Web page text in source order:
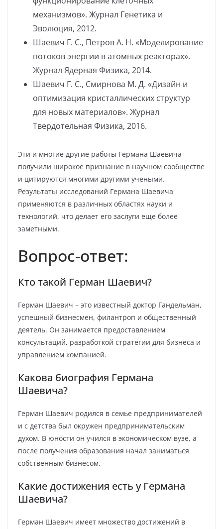
механизмов». Журнал Генетика и
Эволюция, 2012.
Шаевич Г. С., Петров А. Н. «Моделирование
потоков энергии в атомных реакторах».
Журнал Ядерная Физика, 2014.
Шаевич Г. С., Смирнова М. Д. «Дизайн и
оптимизация кристаллических структур
для новых материалов». Журнал
Твердотельная Физика, 2016.
Эти и многие другие работы Германа Шаевича
получили широкое признание в научном сообществе
и цитируются многими другими учеными.
Результаты исследований Германа Шаевича
применяются в различных областях науки и
технологий, что делает его заслуги еще более
заметными.
Вопрос-ответ:
Кто такой Герман Шаевич?
Герман Шаевич – это известный доктор Гандельман,
успешный бизнесмен, филантроп и общественный
деятель. Он занимается предоставлением
консультаций, разработкой стратегии для бизнеса и
управлением компанией.
Какова биография Германа
Шаевича?
Герман Шаевич родился в семье предпринимателей
и с детства был окружен предпринимательским
духом. В юности он учился в экономическом вузе, а
после получения образования начал заниматься
собственным бизнесом.
Какие достижения есть у Германа
Шаевича?
Герман Шаевич имеет множество достижений в